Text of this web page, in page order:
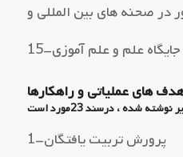
هاي عملیاتی و راهکارها
1–پرورش تربیت یافتگان